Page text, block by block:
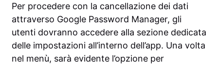
Per procedere con la cancellazione dei dati
attraverso Google Password Manager, gli
utenti dovranno accedere alla sezione dedicata
delle impostazioni all’interno dell’app. Una volta
nel menù, sarà evidente l’opzione per